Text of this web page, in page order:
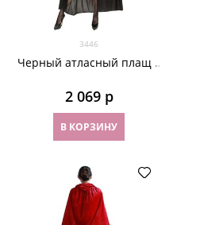
3446
Черный атласный плащ с
2 069 р
В КОРЗИНУ